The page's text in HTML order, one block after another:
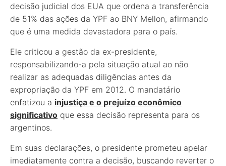
decisão judicial dos EUA que ordena a transferência
de 51% das ações da YPF ao BNY Mellon, afirmando
que é uma medida devastadora para o país.
Ele criticou a gestão da ex-presidente,
responsabilizando-a pela situação atual ao não
realizar as adequadas diligências antes da
expropriação da YPF em 2012. O mandatário
enfatizou a injustiça e o prejuízo econômico
significativo que essa decisão representa para os
argentinos.
Em suas declarações, o presidente prometeu apelar
imediatamente contra a decisão, buscando reverter o